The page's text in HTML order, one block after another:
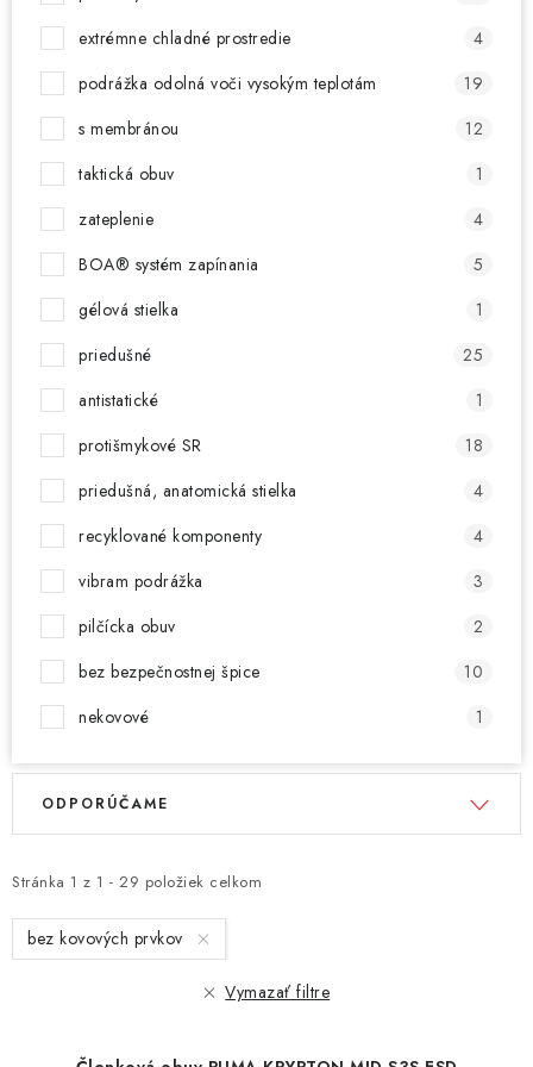
extrémne chladné prostredie
4
podrážka odolná voči vysokým teplotám
19
s membránou
12
taktická obuv
1
zateplenie
4
BOA® systém zapínania
5
gélová stielka
1
priedušné
25
antistatické
1
protišmykové SR
18
priedušná, anatomická stielka
4
recyklované komponenty
4
vibram podrážka
3
pilčícka obuv
2
bez bezpečnostnej špice
10
nekovové
1
V
i
s
p
Stránka 1 z 1 - 29 položiek celkom
R
e
n
i
ODPORÚČAME
bez kovových prvkov
Vymazať filtre